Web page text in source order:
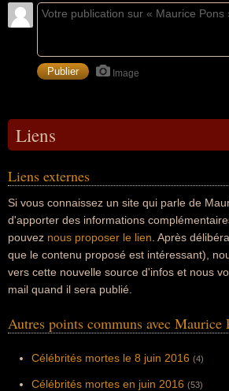
Image
Liens
Liens externes
Si vous connaissez un site qui parle de
d'apporter des informations
pouvez nous proposer le lien . Après
que le contenu proposé est intéressant),
vers cette nouvelle source d'infos et nous
mail quand il sera publié.
Autres points communs avec Maurice
Célébrités mortes le 8 juin 2016 (4)
Célébrités mortes en juin 2016 (53)